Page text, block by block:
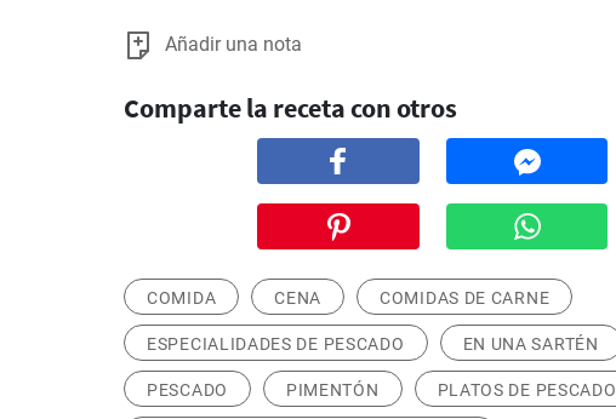
Añadir una nota
Comparte la receta con otros
COMIDA CENA COMIDAS DE CARNE
ESPECIALIDADES DE PESCADO EN UNA SARTÉN
PESCADO PIMENTÓN PLATOS DE PESCADO